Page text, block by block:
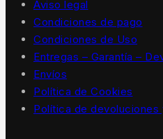
Aviso legal
Condiciones de pago
Condiciones de Uso
Entregas – Garantía –
Envíos
Política de Cookies
Política de devoluciones